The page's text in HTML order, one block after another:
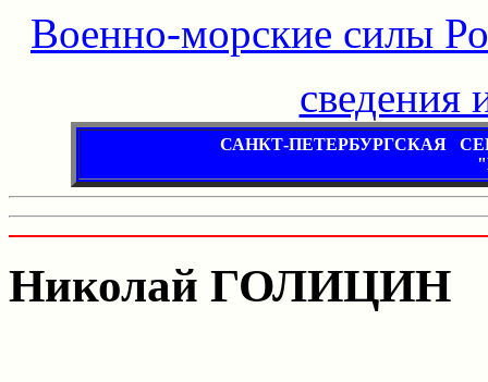
Военно-морские силы
сведения
САНКТ-ПЕТЕРБУРГСКАЯ
Николай ГОЛИЦИН